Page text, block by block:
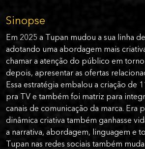
Sinopse
Em 2025 a Tupan mudou a sua linha
adotando uma abordagem mais
chamar a atenção do público em
depois, apresentar as ofertas
Essa estratégia embalou a criação de
pra TV e também foi matriz para
canais de comunicação da marca. Era
dinâmica criativa também ganhasse
a narrativa, abordagem, linguagem e
Tupan nas redes sociais também